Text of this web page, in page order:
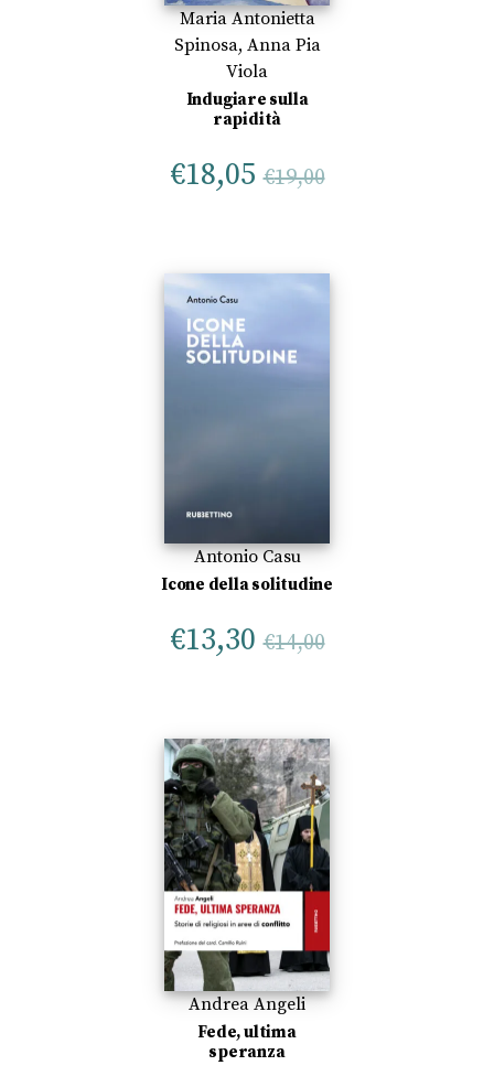
Maria Antonietta
Spinosa, Anna Pia
Viola
Indugiare sulla
rapidità
€18,05 €19,00
Antonio Casu
Icone della solitudine
€13,30 €14,00
Andrea Angeli
Fede, ultima
speranza